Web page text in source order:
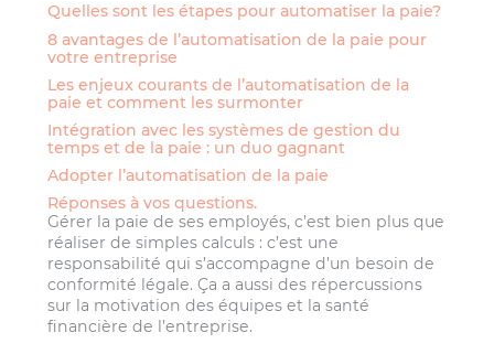
Quelles sont les étapes pour automatiser la paie?
8 avantages de l’automatisation de la paie pour
votre entreprise
Les enjeux courants de l’automatisation de la
paie et comment les surmonter
Intégration avec les systèmes de gestion du
temps et de la paie : un duo gagnant
Adopter l’automatisation de la paie
Réponses à vos questions.
Gérer la paie de ses employés, c’est bien plus que
réaliser de simples calculs : c’est une
responsabilité qui s’accompagne d’un besoin de
conformité légale. Ça a aussi des répercussions
sur la motivation des équipes et la santé
financière de l’entreprise.